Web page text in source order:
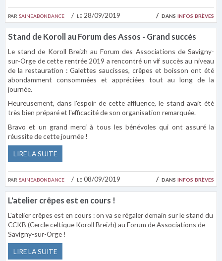
parsaineabondance le 28/09/2019 dans infos brèves
Stand de Koroll au Forum des Assos - Grand succès
par saineabondance le 08/09/2019 dans infos brèves
Le stand de Koroll Breizh au Forum des Associations de Savigny-
sur-Orge de cette rentrée 2019 a rencontré un vif succès au niveau
de la restauration : Galettes saucisses, crêpes et boisson ont été
abondamment consommées et appréciées tout au long de la
journée.
Heureusement, dans l'espoir de cette affluence, le stand avait été
très bien préparé et l'efficacité de son organisation remarquée.
Bravo et un grand merci à tous les bénévoles qui ont assuré la
réussite de cette journée !
LIRE LA SUITE
L'atelier crêpes est en cours !
L'atelier crêpes est en cours : on va se régaler demain sur le stand du
CCKB (Cercle celtique Koroll Breizh) au Forum de Associations de
Savigny-sur-Orge !
LIRE LA SUITE